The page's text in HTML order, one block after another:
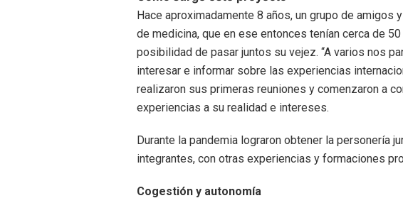
Hace aproximadamente 8 años, un grupo de
de medicina, que en ese entonces tenían cerca de
posibilidad de pasar juntos su vejez. “A varios nos
interesar e informar sobre las experiencias
realizaron sus primeras reuniones y comenzaron a
experiencias a su realidad e intereses.
Durante la pandemia lograron obtener la personería
integrantes, con otras experiencias y formaciones
Cogestión y autonomía